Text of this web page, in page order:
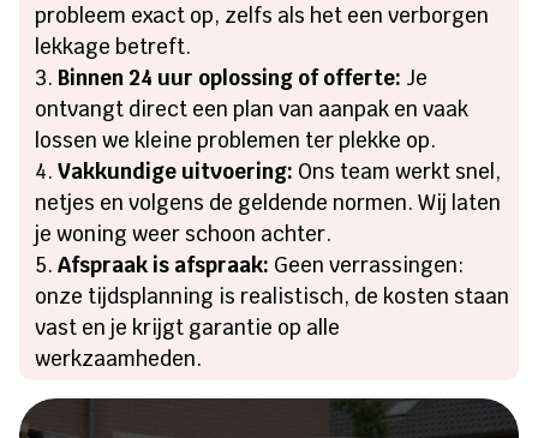
probleem exact op, zelfs als het een verborgen
lekkage betreft.
Binnen 24 uur oplossing of offerte: Je
ontvangt direct een plan van aanpak en vaak
lossen we kleine problemen ter plekke op.
Vakkundige uitvoering: Ons team werkt snel,
netjes en volgens de geldende normen. Wij laten
je woning weer schoon achter.
Afspraak is afspraak: Geen verrassingen:
onze tijdsplanning is realistisch, de kosten staan
vast en je krijgt garantie op alle
werkzaamheden.